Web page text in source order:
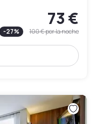
73 €
-27% 100 €por la noche